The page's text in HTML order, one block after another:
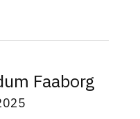
Faaborg